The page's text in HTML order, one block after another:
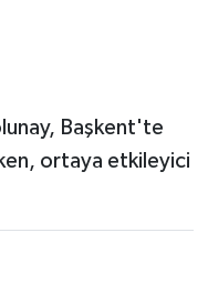
Başkent'te
ortaya etkileyici